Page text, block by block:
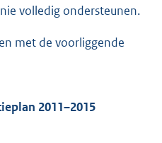
volledig ondersteunen.
met de voorliggende
2011–2015